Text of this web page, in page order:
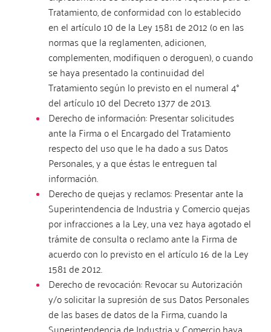
Tratamiento, de conformidad con lo establecido
en el artículo 10 de la Ley 1581 de 2012 (o en las
normas que la reglamenten, adicionen,
complementen, modifiquen o deroguen), o cuando
se haya presentado la continuidad del
Tratamiento según lo previsto en el numeral 4°
del artículo 10 del Decreto 1377 de 2013.
Derecho de información: Presentar solicitudes
ante la Firma o el Encargado del Tratamiento
respecto del uso que le ha dado a sus Datos
Personales, y a que éstas le entreguen tal
información.
Derecho de quejas y reclamos: Presentar ante la
Superintendencia de Industria y Comercio quejas
por infracciones a la Ley, una vez haya agotado el
trámite de consulta o reclamo ante la Firma de
acuerdo con lo previsto en el artículo 16 de la Ley
1581 de 2012.
Derecho de revocación: Revocar su Autorización
y/o solicitar la supresión de sus Datos Personales
de las bases de datos de la Firma, cuando la